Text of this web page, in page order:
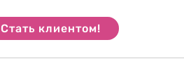
Стать клиентом!